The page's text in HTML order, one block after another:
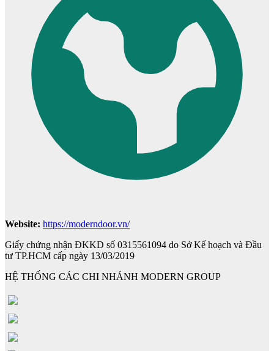
Website: https://moderndoor.vn/
Giấy chứng nhận ĐKKD số 0315561094 do Sở Kế hoạch và Đầu
tư TP.HCM cấp ngày 13/03/2019
HỆ THỐNG CÁC CHI NHÁNH MODERN GROUP